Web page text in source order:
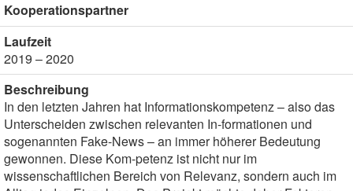
Kooperationspartner
Laufzeit
2019 – 2020
Beschreibung
In den letzten Jahren hat Informationskompetenz – also das
Unterscheiden zwischen relevanten In-formationen und
sogenannten Fake-News – an immer höherer Bedeutung
gewonnen. Diese Kom-petenz ist nicht nur im
wissenschaftlichen Bereich von Relevanz, sondern auch im